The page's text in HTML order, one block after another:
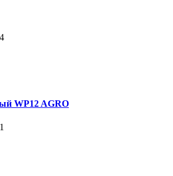
WP12 AGRO